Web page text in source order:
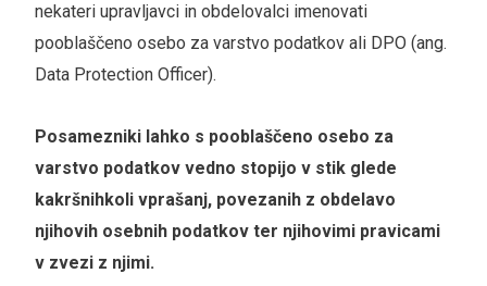
nekateri upravljavci in obdelovalci imenovati
pooblaščeno osebo za varstvo podatkov ali DPO (ang.
Data Protection Officer).
Posamezniki lahko s pooblaščeno osebo za
varstvo podatkov vedno stopijo v stik glede
kakršnihkoli vprašanj, povezanih z obdelavo
njihovih osebnih podatkov ter njihovimi pravicami
v zvezi z njimi.